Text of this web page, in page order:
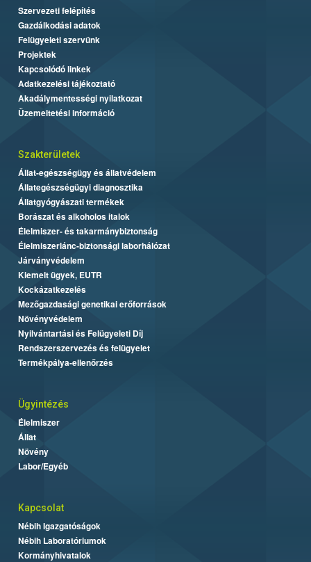
Szervezeti felépítés
Gazdálkodási adatok
Felügyeleti szervünk
Projektek
Kapcsolódó linkek
Adatkezelési tájékoztató
Akadálymentességi nyilatkozat
Üzemeltetési információ
Szakterületek
Állat-egészségügy és állatvédelem
Állategészségügyi diagnosztika
Állatgyógyászati termékek
Borászat és alkoholos italok
Élelmiszer- és takarmánybiztonság
Élelmiszerlánc-biztonsági laborhálózat
Járványvédelem
Kiemelt ügyek, EUTR
Kockázatkezelés
Mezőgazdasági genetikai erőforrások
Növényvédelem
Nyilvántartási és Felügyeleti Díj
Rendszerszervezés és felügyelet
Termékpálya-ellenőrzés
Ügyintézés
Élelmiszer
Állat
Növény
Labor/Egyéb
Kapcsolat
Nébih Igazgatóságok
Nébih Laboratóriumok
Kormányhivatalok